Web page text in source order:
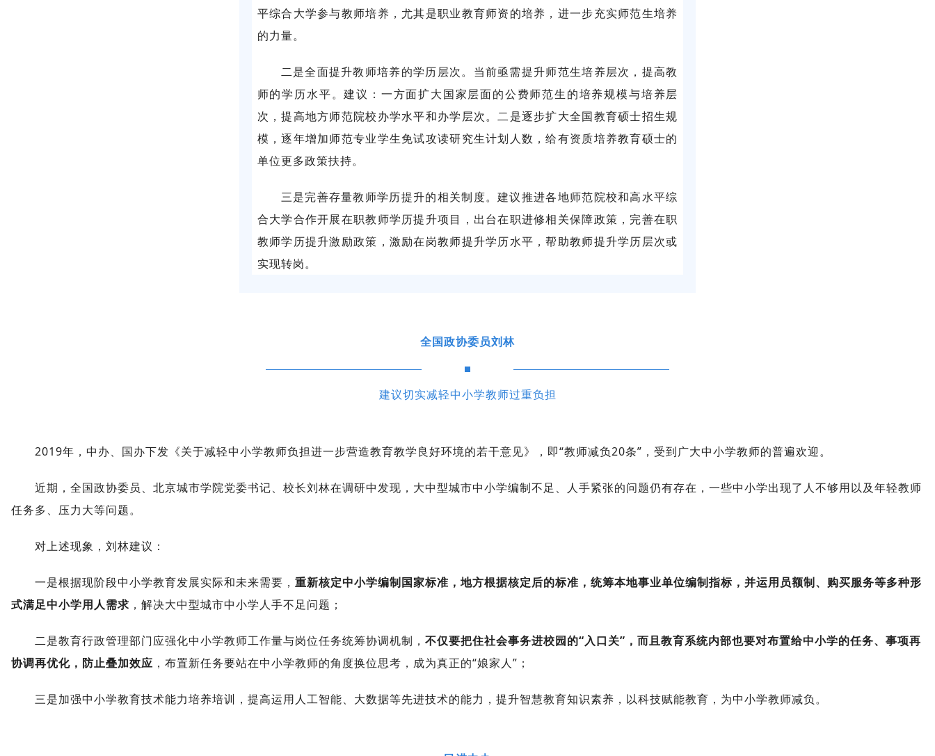
平综合大学参与教师培养，尤其是职业教育师资的培养，进一步充实师范生培养
的力量。
二是全面提升教师培养的学历层次。当前亟需提升师范生培养层次，提高教
师的学历水平。建议：一方面扩大国家层面的公费师范生的培养规模与培养层
次，提高地方师范院校办学水平和办学层次。二是逐步扩大全国教育硕士招生规
模，逐年增加师范专业学生免试攻读研究生计划人数，给有资质培养教育硕士的
单位更多政策扶持。
三是完善存量教师学历提升的相关制度。建议推进各地师范院校和高水平综
合大学合作开展在职教师学历提升项目，出台在职进修相关保障政策，完善在职
教师学历提升激励政策，激励在岗教师提升学历水平，帮助教师提升学历层次或
实现转岗。
全国政协委员刘林
建议切实减轻中小学教师过重负担
2019年，中办、国办下发《关于减轻中小学教师负担进一步营造教育教学良好环境的若干意见》，即“教师减负20条”，受到广大中小学教师的普遍欢迎。
近期，全国政协委员、北京城市学院党委书记、校长刘林在调研中发现，大中型城市中小学编制不足、人手紧张的问题仍有存在，一些中小学出现了人不够用以及年轻教师
任务多、压力大等问题。
对上述现象，刘林建议：
一是根据现阶段中小学教育发展实际和未来需要， 重新核定中小学编制国家标准，地方根据核定后的标准，统筹本地事业单位编制指标，并运用员额制、购买服务等多种形
式满足中小学用人需求 ，解决大中型城市中小学人手不足问题；
二是教育行政管理部门应强化中小学教师工作量与岗位任务统筹协调机制， 不仅要把住社会事务进校园的“入口关”，而且教育系统内部也要对布置给中小学的任务、事项再
协调再优化，防止叠加效应 ，布置新任务要站在中小学教师的角度换位思考，成为真正的“娘家人”；
三是加强中小学教育技术能力培养培训，提高运用人工智能、大数据等先进技术的能力，提升智慧教育知识素养，以科技赋能教育，为中小学教师减负。